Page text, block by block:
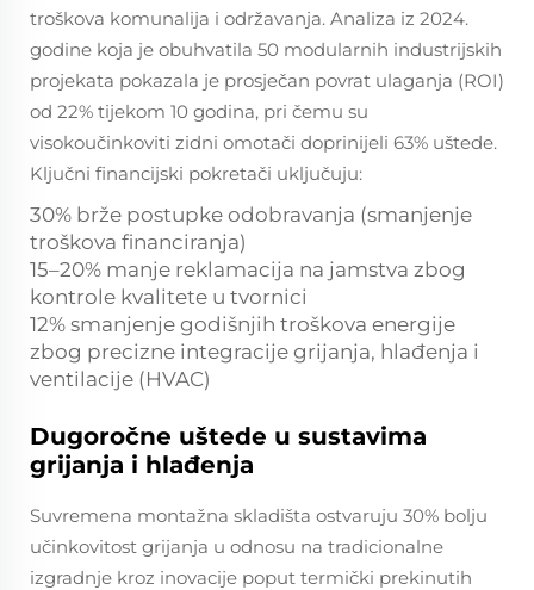
troškova komunalija i održavanja. Analiza iz 2024.
godine koja je obuhvatila 50 modularnih industrijskih
projekata pokazala je prosječan povrat ulaganja (ROI)
od 22% tijekom 10 godina, pri čemu su
visokoučinkoviti zidni omotači doprinijeli 63% uštede.
Ključni financijski pokretači uključuju:
30% brže postupke odobravanja (smanjenje
troškova financiranja)
15–20% manje reklamacija na jamstva zbog
kontrole kvalitete u tvornici
12% smanjenje godišnjih troškova energije
zbog precizne integracije grijanja, hlađenja i
ventilacije (HVAC)
Dugoročne uštede u sustavima
grijanja i hlađenja
Suvremena montažna skladišta ostvaruju 30% bolju
učinkovitost grijanja u odnosu na tradicionalne
izgradnje kroz inovacije poput termički prekinutih